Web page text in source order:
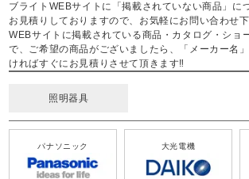
ブライトWEBサイトに「掲載されていない商品」に
お見積りしておりますので、お気軽にお問い合わせ
WEBサイトに掲載されている商品・カタログ・ショ
で、ご希望の商品がございましたら、「メーカー名
ければすぐにお見積りさせて頂きます‼
照明器具
パナソニック 大光電機